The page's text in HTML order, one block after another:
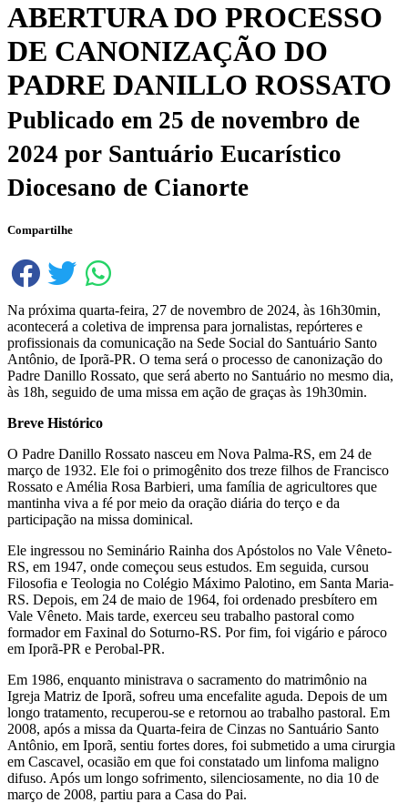
ABERTURA DO PROCESSO
DE CANONIZAÇÃO DO
PADRE DANILLO ROSSATO
Publicado em 25 de novembro de
2024 por Santuário Eucarístico
Diocesano de Cianorte
Compartilhe
Na próxima quarta-feira, 27 de novembro de 2024, às 16h30min,
acontecerá a coletiva de imprensa para jornalistas, repórteres e
profissionais da comunicação na Sede Social do Santuário Santo
Antônio, de Iporã-PR. O tema será o processo de canonização do
Padre Danillo Rossato, que será aberto no Santuário no mesmo dia,
às 18h, seguido de uma missa em ação de graças às 19h30min.
Breve Histórico
O Padre Danillo Rossato nasceu em Nova Palma-RS, em 24 de
março de 1932. Ele foi o primogênito dos treze filhos de Francisco
Rossato e Amélia Rosa Barbieri, uma família de agricultores que
mantinha viva a fé por meio da oração diária do terço e da
participação na missa dominical.
Ele ingressou no Seminário Rainha dos Apóstolos no Vale Vêneto-
RS, em 1947, onde começou seus estudos. Em seguida, cursou
Filosofia e Teologia no Colégio Máximo Palotino, em Santa Maria-
RS. Depois, em 24 de maio de 1964, foi ordenado presbítero em
Vale Vêneto. Mais tarde, exerceu seu trabalho pastoral como
formador em Faxinal do Soturno-RS. Por fim, foi vigário e pároco
em Iporã-PR e Perobal-PR.
Em 1986, enquanto ministrava o sacramento do matrimônio na
Igreja Matriz de Iporã, sofreu uma encefalite aguda. Depois de um
longo tratamento, recuperou-se e retornou ao trabalho pastoral. Em
2008, após a missa da Quarta-feira de Cinzas no Santuário Santo
Antônio, em Iporã, sentiu fortes dores, foi submetido a uma cirurgia
em Cascavel, ocasião em que foi constatado um linfoma maligno
difuso. Após um longo sofrimento, silenciosamente, no dia 10 de
março de 2008, partiu para a Casa do Pai.